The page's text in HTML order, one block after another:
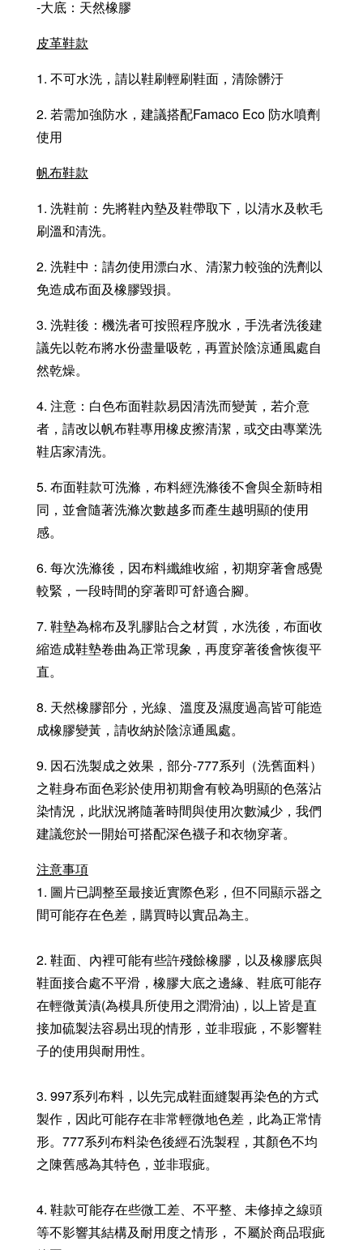
-大底：天然橡膠
皮革鞋款
1. 不可水洗，請以鞋刷輕刷鞋面，清除髒汙
2. 若需加強防水，建議搭配Famaco Eco 防水噴劑
使用
帆布鞋款
1. 洗鞋前：先將鞋內墊及鞋帶取下，以清水及軟毛
刷溫和清洗。
2. 洗鞋中：請勿使用漂白水、清潔力較強的洗劑以
免造成布面及橡膠毀損。
3. 洗鞋後：機洗者可按照程序脫水，手洗者洗後建
議先以乾布將水份盡量吸乾，再置於陰涼通風處自
然乾燥。
4. 注意：白色布面鞋款易因清洗而變黃，若介意
者，請改以帆布鞋專用橡皮擦清潔，或交由專業洗
鞋店家清洗。
5. 布面鞋款可洗滌，布料經洗滌後不會與全新時相
同，並會隨著洗滌次數越多而產生越明顯的使用
感。
6. 每次洗滌後，因布料纖維收縮，初期穿著會感覺
較緊，一段時間的穿著即可舒適合腳。
7. 鞋墊為棉布及乳膠貼合之材質，水洗後，布面收
縮造成鞋墊卷曲為正常現象，再度穿著後會恢復平
直。
8. 天然橡膠部分，光線、溫度及濕度過高皆可能造
成橡膠變黃，請收納於陰涼通風處。
9. 因石洗製成之效果，部分-777系列（洗舊面料）
之鞋身布面色彩於使用初期會有較為明顯的色落沾
染情況，此狀況將隨著時間與使用次數減少，我們
建議您於一開始可搭配深色襪子和衣物穿著。
注意事項
1. 圖片已調整至最接近實際色彩，但不同顯示器之
間可能存在色差，購買時以實品為主。
2. 鞋面、內裡可能有些許殘餘橡膠，以及橡膠底與
鞋面接合處不平滑，橡膠大底之邊緣、鞋底可能存
在輕微黃漬(為模具所使用之潤滑油)，以上皆是直
接加硫製法容易出現的情形，並非瑕疵，不影響鞋
子的使用與耐用性。
3. 997系列布料，以先完成鞋面縫製再染色的方式
製作，因此可能存在非常輕微地色差，此為正常情
形。777系列布料染色後經石洗製程，其顏色不均
之陳舊感為其特色，並非瑕疵。
4. 鞋款可能存在些微工差、不平整、未修掉之線頭
等不影響其結構及耐用度之情形， 不屬於商品瑕疵